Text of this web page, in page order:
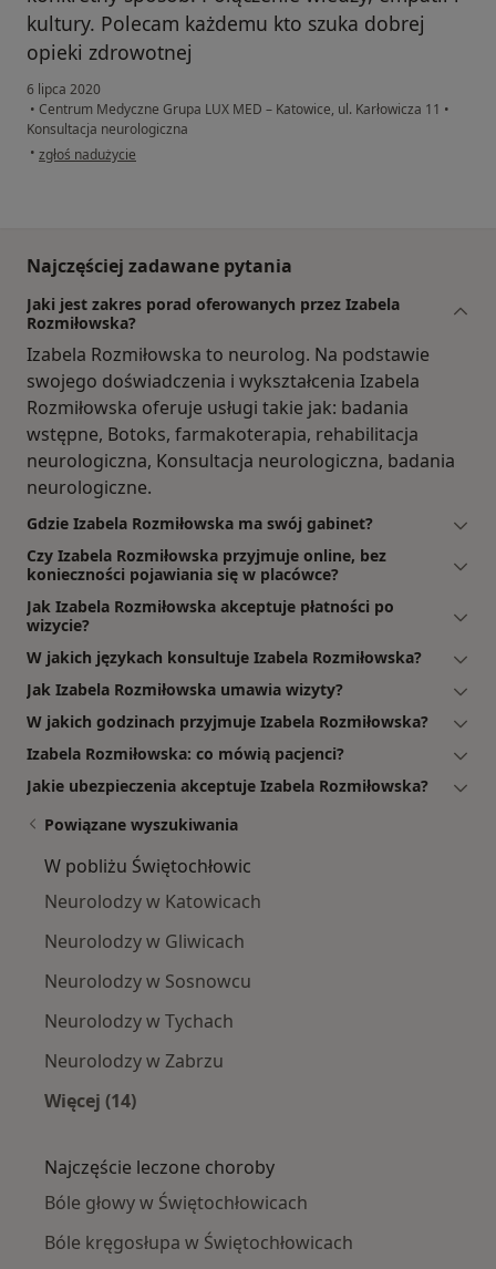
kultury. Polecam każdemu kto szuka dobrej
opieki zdrowotnej
6 lipca 2020
• Centrum Medyczne Grupa LUX MED – Katowice, ul. Karłowicza 11 •
Konsultacja neurologiczna
• w opinii użytkownika Teresa
zgłoś nadużycie
Najczęściej zadawane pytania
Jaki jest zakres porad oferowanych przez Izabela
Rozmiłowska?
Izabela Rozmiłowska to neurolog. Na podstawie
swojego doświadczenia i wykształcenia Izabela
Rozmiłowska oferuje usługi takie jak: badania
wstępne, Botoks, farmakoterapia, rehabilitacja
neurologiczna, Konsultacja neurologiczna, badania
neurologiczne.
Gdzie Izabela Rozmiłowska ma swój gabinet?
Czy Izabela Rozmiłowska przyjmuje online, bez
konieczności pojawiania się w placówce?
Jak Izabela Rozmiłowska akceptuje płatności po
wizycie?
W jakich językach konsultuje Izabela Rozmiłowska?
Jak Izabela Rozmiłowska umawia wizyty?
W jakich godzinach przyjmuje Izabela Rozmiłowska?
Izabela Rozmiłowska: co mówią pacjenci?
Jakie ubezpieczenia akceptuje Izabela Rozmiłowska?
Powiązane wyszukiwania
W pobliżu Świętochłowic
Neurolodzy w Katowicach
Neurolodzy w Gliwicach
Neurolodzy w Sosnowcu
Neurolodzy w Tychach
Neurolodzy w Zabrzu
Więcej (14)
Najczęście leczone choroby
Bóle głowy w Świętochłowicach
Bóle kręgosłupa w Świętochłowicach